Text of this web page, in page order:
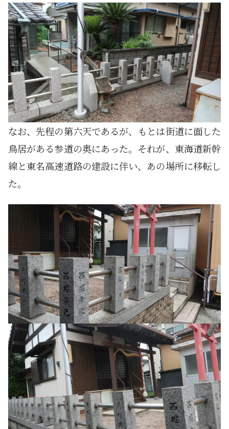
なお、先程の第六天であるが、もとは街道に面した
鳥居がある参道の奥にあった。それが、東海道新幹
線と東名高速道路の建設に伴い、あの場所に移転し
た。